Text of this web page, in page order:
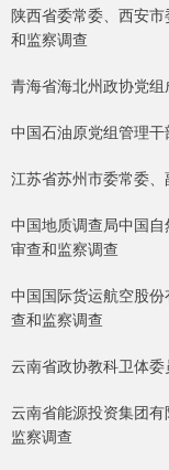
陕西省委常委、西安
和监察调查
青海省海北州政协党
中国石油原党组管理
江苏省苏州市委常委
中国地质调查局中国
审查和监察调查
中国国际货运航空股
查和监察调查
云南省政协教科卫体
云南省能源投资集团
监察调查